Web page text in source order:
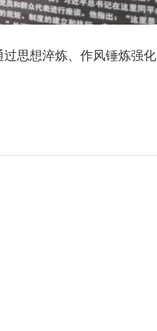
思想淬炼、作风锤炼强化